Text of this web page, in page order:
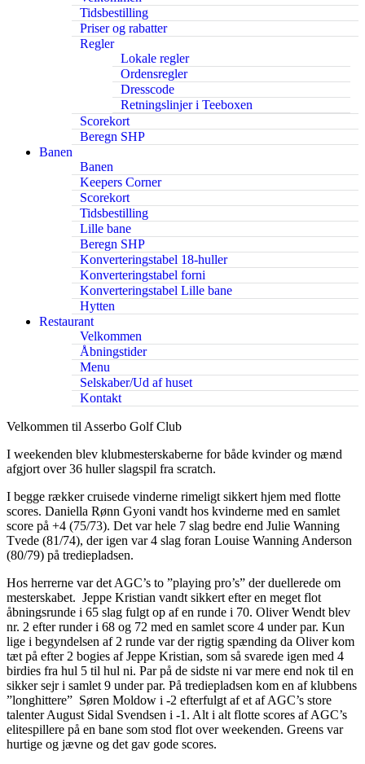
Tidsbestilling
Priser og rabatter
Regler
Lokale regler
Ordensregler
Dresscode
Retningslinjer i Teeboxen
Scorekort
Beregn SHP
Banen
Banen
Keepers Corner
Scorekort
Tidsbestilling
Lille bane
Beregn SHP
Konverteringstabel 18-huller
Konverteringstabel forni
Konverteringstabel Lille bane
Hytten
Restaurant
Velkommen
Åbningstider
Menu
Selskaber/Ud af huset
Kontakt
Velkommen til Asserbo Golf Club
I weekenden blev klubmesterskaberne for både kvinder og mænd
afgjort over 36 huller slagspil fra scratch.
I begge rækker cruisede vinderne rimeligt sikkert hjem med flotte
scores. Daniella Rønn Gyoni vandt hos kvinderne med en samlet
score på +4 (75/73). Det var hele 7 slag bedre end Julie Wanning
Tvede (81/74), der igen var 4 slag foran Louise Wanning Anderson
(80/79) på trediepladsen.
Hos herrerne var det AGC’s to ”playing pro’s” der duellerede om
mesterskabet. Jeppe Kristian vandt sikkert efter en meget flot
åbningsrunde i 65 slag fulgt op af en runde i 70. Oliver Wendt blev
nr. 2 efter runder i 68 og 72 med en samlet score 4 under par. Kun
lige i begyndelsen af 2 runde var der rigtig spænding da Oliver kom
tæt på efter 2 bogies af Jeppe Kristian, som så svarede igen med 4
birdies fra hul 5 til hul ni. Par på de sidste ni var mere end nok til en
sikker sejr i samlet 9 under par. På trediepladsen kom en af klubbens
”longhittere” Søren Moldow i -2 efterfulgt af et af AGC’s store
talenter August Sidal Svendsen i -1. Alt i alt flotte scores af AGC’s
elitespillere på en bane som stod flot over weekenden. Greens var
hurtige og jævne og det gav gode scores.